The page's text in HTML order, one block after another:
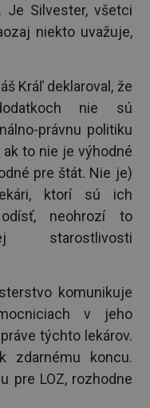
Je Silvester, všetci
niekto uvažuje,
Kráľ deklaroval, že
nie sú
právnu politiku
to nie je výhodné
pre štát. Nie je)
ktorí sú ich
neohrozí to
starostlivosti
komunikuje
v jeho
týchto lekárov.
zdarnému koncu.
pre LOZ, rozhodne